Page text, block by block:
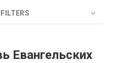
Евангельских